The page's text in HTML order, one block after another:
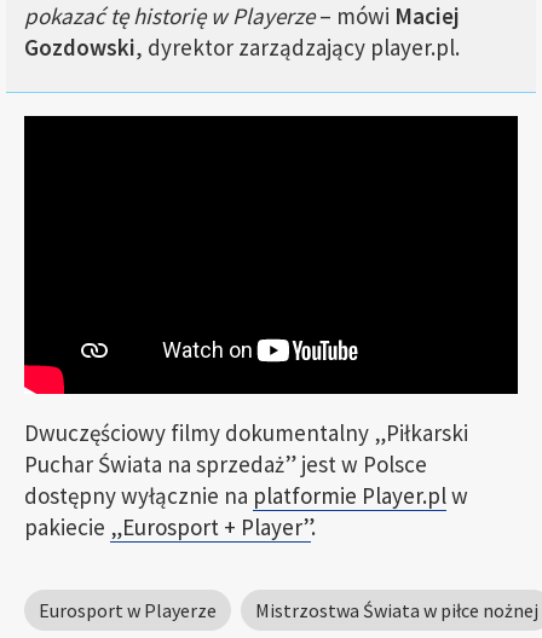
pokazać tę historię w Playerze– mówi Maciej
Gozdowski, dyrektor zarządzający player.pl.
Dwuczęściowy filmy dokumentalny „Piłkarski
Puchar Świata na sprzedaż” jest w Polsce
dostępny wyłącznie na platformie Player.plw
pakiecie „Eurosport + Player”.
Eurosport w Playerze Mistrzostwa Świata w piłce nożnej